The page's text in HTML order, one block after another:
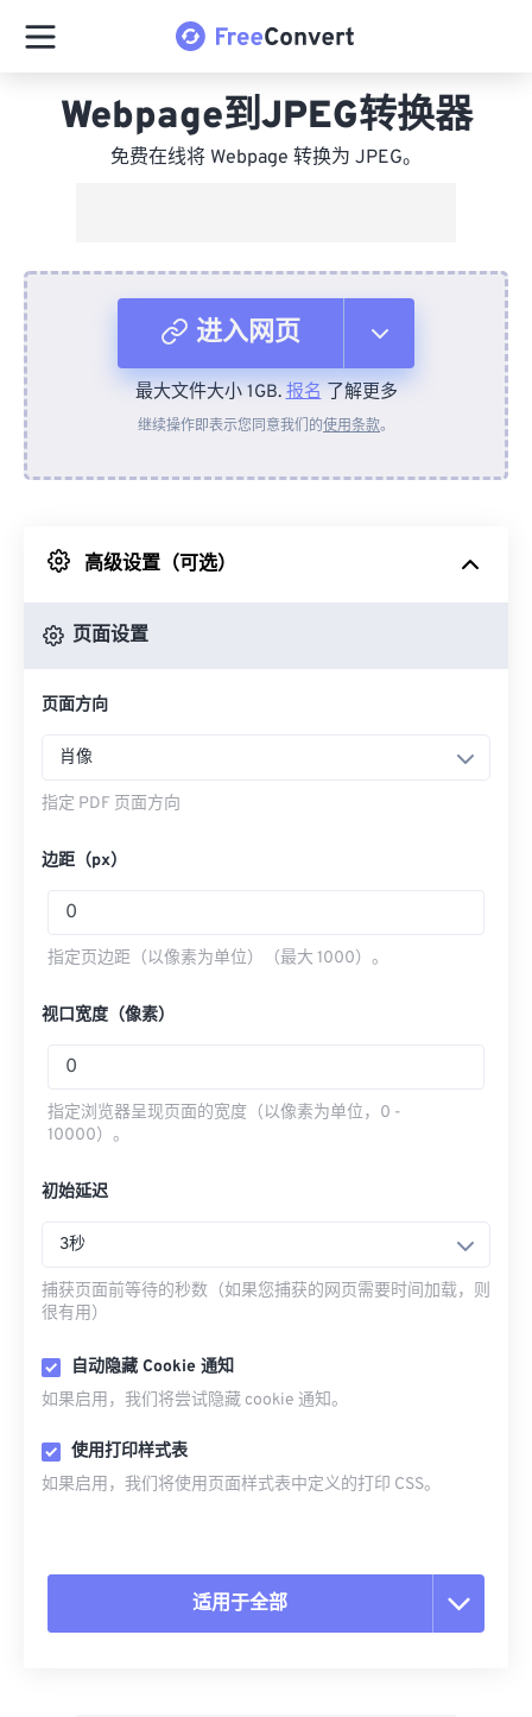
Webpage到JPEG转换器
免费在线将 Webpage 转换为 JPEG。
进入网页
从设备
来自 Google Drive
最大文件大小 1GB.报名了解更多
继续操作即表示您同意我们的使用条款。
高级设置（可选）
页面设置
页面方向
肖像
指定 PDF 页面方向
边距（px）
指定页边距（以像素为单位）（最大 1000）。
视口宽度（像素）
指定浏览器呈现页面的宽度（以像素为单位，0 -
10000）。
初始延迟
3秒
捕获页面前等待的秒数（如果您捕获的网页需要时间加载，则
很有用）
自动隐藏 Cookie 通知
如果启用，我们将尝试隐藏 cookie 通知。
使用打印样式表
如果启用，我们将使用页面样式表中定义的打印 CSS。
适用于全部